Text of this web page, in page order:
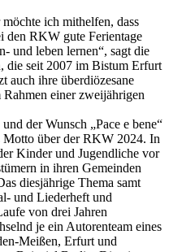
ich mithelfen, dass
den RKW gute Ferientage
und leben lernen“, sagt die
die seit 2007 im Bistum Erfurt
auch ihre überdiözesane
einer zweijährigen
der Wunsch „Pace e bene“
Motto über der RKW 2024. In
Kinder und Jugendliche vor
in ihren Gemeinden
diesjährige Thema samt
und Liederheft und
von drei Jahren
je ein Autorenteam eines
Meißen, Erfurt und